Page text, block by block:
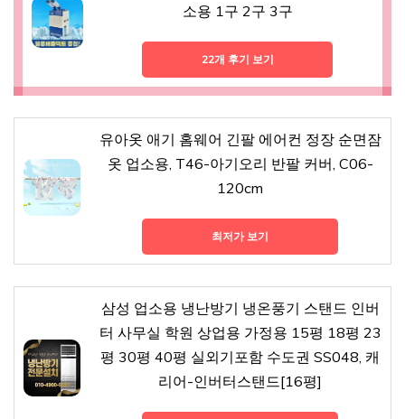
소용 1구 2구 3구
22개 후기 보기
유아옷 애기 홈웨어 긴팔 에어컨 정장 순면잠
옷 업소용, T46-아기오리 반팔 커버, C06-
120cm
최저가 보기
삼성 업소용 냉난방기 냉온풍기 스탠드 인버
터 사무실 학원 상업용 가정용 15평 18평 23
평 30평 40평 실외기포함 수도권 SS048, 캐
리어-인버터스탠드[16평]